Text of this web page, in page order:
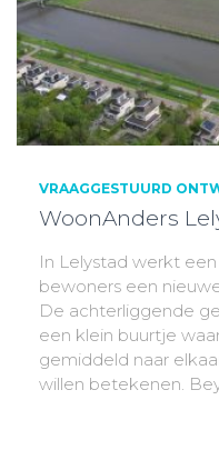
VRAAGGESTUURD
WoonAnders
In Lelystad werkt
bewoners een
De achterliggende
een klein buurtje
gemiddeld naar
willen betekenen.